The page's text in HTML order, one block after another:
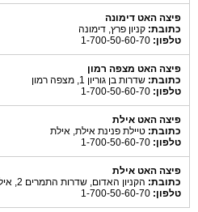
פיצה האט דימונה
כתובת: קניון פרץ, דימונה
טלפון:
פיצה האט מצפה רמון
כתובת: שדרות בן גוריון 1, מצפה רמון
טלפון:
פיצה האט אילת
כתובת: טיילת פנינת אילת, אילת
טלפון:
פיצה האט אילת
כתובת: הקניון האדום, שדרות התמרים 2, אילת
טלפון: